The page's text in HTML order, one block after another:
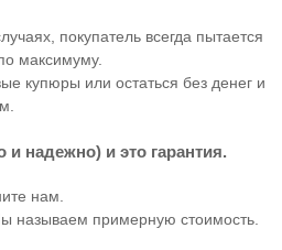
покупатель всегда пытается
максимуму.
купюры или остаться без денег и
надежно) и это гарантия.
нам.
называем примерную стоимость.